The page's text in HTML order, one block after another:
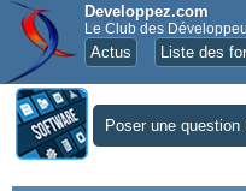
Developpez.com
Le Club des
Actus Liste des
Poser une question